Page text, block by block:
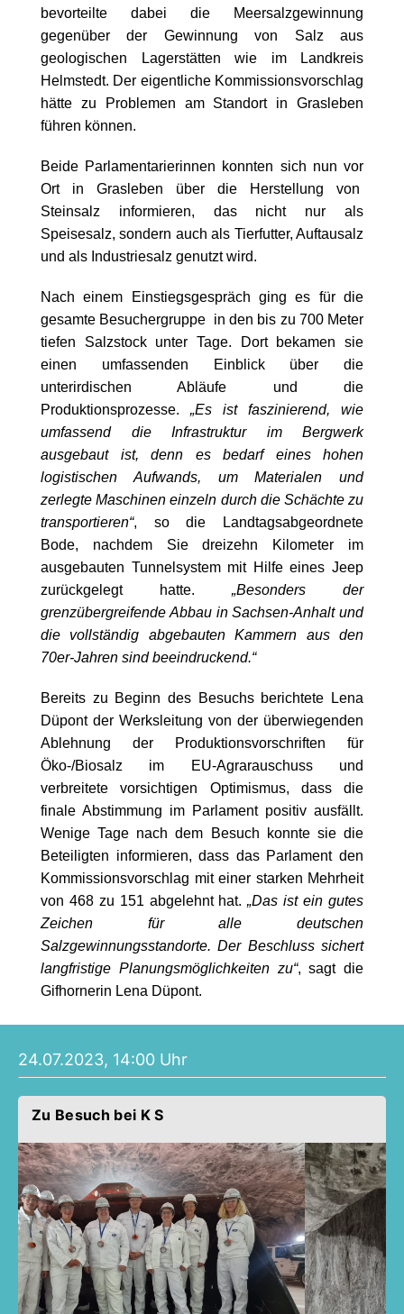
bevorteilte dabei die Meersalzgewinnung
gegenüber der Gewinnung von Salz aus
geologischen Lagerstätten wie im Landkreis
Helmstedt. Der eigentliche Kommissionsvorschlag
hätte zu Problemen am Standort in Grasleben
führen können.
Beide Parlamentarierinnen konnten sich nun vor
Ort in Grasleben über die Herstellung von
Steinsalz informieren, das nicht nur als
Speisesalz, sondern auch als Tierfutter, Auftausalz
und als Industriesalz genutzt wird.
Nach einem Einstiegsgespräch ging es für die
gesamte Besuchergruppe in den bis zu 700 Meter
tiefen Salzstock unter Tage. Dort bekamen sie
einen umfassenden Einblick über die
unterirdischen Abläufe und die
Produktionsprozesse. Es ist faszinierend, wie
umfassend die Infrastruktur im Bergwerk
ausgebaut ist, denn es bedarf eines hohen
logistischen Aufwands, um Materialen und
zerlegte Maschinen einzeln durch die Schächte zu
transportieren“, so die Landtagsabgeordnete
Bode, nachdem Sie dreizehn Kilometer im
ausgebauten Tunnelsystem mit Hilfe eines Jeep
zurückgelegt hatte. Besonders der
grenzübergreifende Abbau in Sachsen-Anhalt und
die vollständig abgebauten Kammern aus den
70er-Jahren sind beeindruckend.“
Bereits zu Beginn des Besuchs berichtete Lena
Düpont der Werksleitung von der überwiegenden
Ablehnung der Produktionsvorschriften für
Öko-/Biosalz im EU-Agrarauschuss und
verbreitete vorsichtigen Optimismus, dass die
finale Abstimmung im Parlament positiv ausfällt.
Wenige Tage nach dem Besuch konnte sie die
Beteiligten informieren, dass das Parlament den
Kommissionsvorschlag mit einer starken Mehrheit
von 468 zu 151 abgelehnt hat.Das ist ein gutes
Zeichen für alle deutschen
Salzgewinnungsstandorte. Der Beschluss sichert
langfristige Planungsmöglichkeiten zu“, sagt die
Gifhornerin Lena Düpont.
24.07.2023, 14:00 Uhr
Zu Besuch bei K S